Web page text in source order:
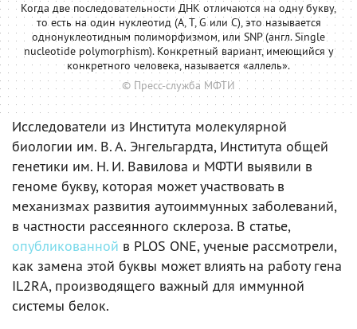
Когда две последовательности ДНК отличаются на одну букву,
то есть на один нуклеотид (A, T, G или С), это называется
однонуклеотидным полиморфизмом, или SNP (англ. Single
nucleotide polymorphism). Конкретный вариант, имеющийся у
конкретного человека, называется «аллель».
© Пресс-служба МФТИ
Исследователи из Института молекулярной
биологии им. В. А. Энгельгардта, Института общей
генетики им. Н. И. Вавилова и МФТИ выявили в
геноме букву, которая может участвовать в
механизмах развития аутоиммунных заболеваний,
в частности рассеянного склероза. В статье,
опубликованной в PLOS ONE, ученые рассмотрели,
как замена этой буквы может влиять на работу гена
IL2RA, производящего важный для иммунной
системы белок.